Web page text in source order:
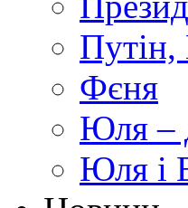
Фєня
Юля –
Юля і